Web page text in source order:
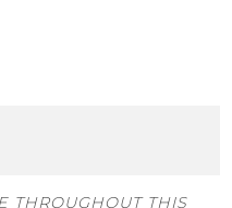
THROUGHOUT THIS